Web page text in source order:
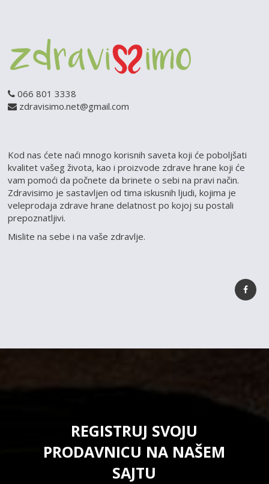
066 801 3338
zdravisimo.net@gmail.com
Kod nas ćete naći mnogo korisnih saveta koji će poboljšati
kvalitet vašeg života, kao i proizvode zdrave hrane koji će
vam pomoći da počnete da brinete o sebi na pravi način.
Zdravisimo je sastavljen od tima iskusnih ljudi, kojima je
veleprodaja zdrave hrane delatnost po kojoj su postali
prepoznatljivi.
Mislite na sebe i na vaše zdravlje.
REGISTRUJ SVOJU
PRODAVNICU NA NAŠEM
SAJTU